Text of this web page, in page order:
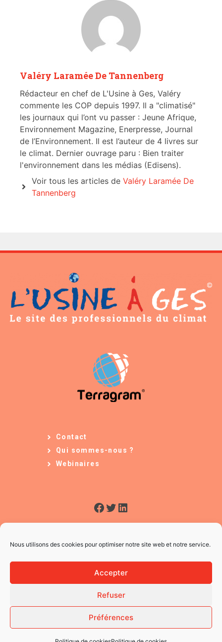
Nous utilisons des cookies pour optimiser notre site web et notre service.
Accepter
Refuser
Préférences
Valéry Laramée De Tannenberg
Rédacteur en chef de L'Usine à Ges, Valéry
commente les COP depuis 1997. Il a "climatisé"
les journaux qui l’ont vu passer : Jeune Afrique,
Environnement Magazine, Enerpresse, Journal
de l’Environnement. Il est l’auteur de 4 livres sur
le climat. Dernier ouvrage paru : Bien traiter
l'environnement dans les médias (Edisens).
Voir tous les articles de Valéry Laramée De
Tannenberg
Contact
Qui sommes-nous ?
Webinaires
Facebook
Twitter
LinkedIn
© 2026 L'Usine à Ges
CGV
Mentions légales